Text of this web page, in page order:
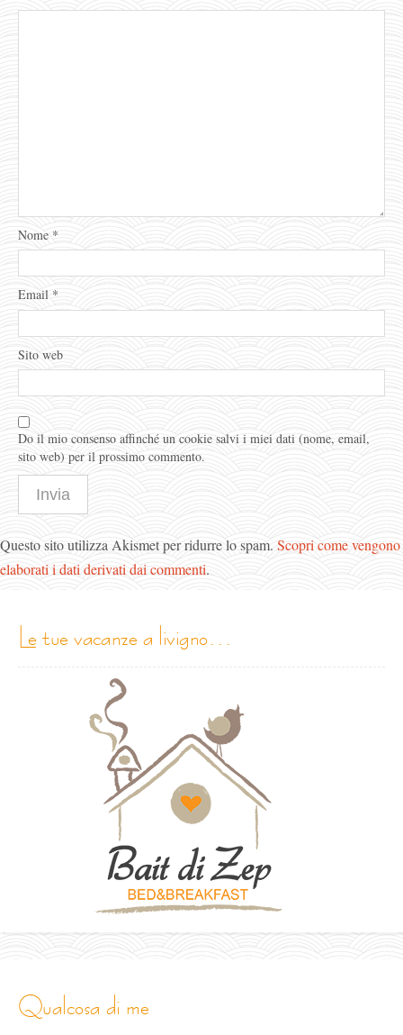
Nome *
Email *
Sito web
Do il mio consenso affinché un cookie salvi i miei dati (nome, email,
sito web) per il prossimo commento.
Questo sito utilizza Akismet per ridurre lo spam. Scopri come vengono
elaborati i dati derivati dai commenti.
le tue vacanze a livigno…
qualcosa di me